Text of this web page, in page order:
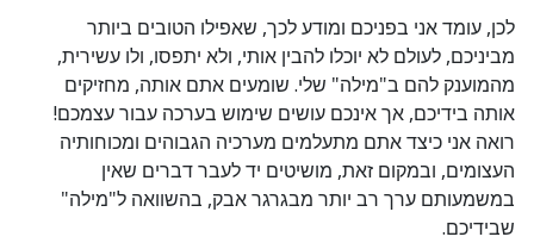
לכן, עומד אני בפניכם ומודע לכך, שאפילו הטובים ביותר
מביניכם, לעולם לא יוכלו להבין אותי, ולא יתפסו, ולו עשירית,
מהמוענק להם ב"מילה" שלי. שומעים אתם אותה, מחזיקים
אותה בידיכם, אך אינכם עושים שימוש בערכה עבור עצמכם!
רואה אני כיצד אתם מתעלמים מערכיה הגבוהים ומכוחותיה
העצומים, ובמקום זאת, מושיטים יד לעבר דברים שאין
במשמעותם ערך רב יותר מבגרגר אבק, בהשוואה ל"מילה"
שבידיכם.